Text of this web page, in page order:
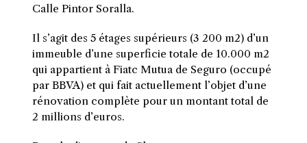
Calle Pintor Soralla.
Il s’agit des 5 étages supérieurs (3 200 m2) d’un
immeuble d’une superficie totale de 10.000 m2
qui appartient à Fiatc Mutua de Seguro (occupé
par BBVA)et qui fait actuellement l’objet d’une
rénovation complète pour un montant total de
2 millions d’euros.